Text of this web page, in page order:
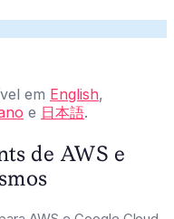
em English,
e 日本語.
de AWS e